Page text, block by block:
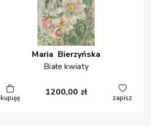
Maria Bierzyńska
Białe kwiaty
kupuję
1200,00 zł
zapisz